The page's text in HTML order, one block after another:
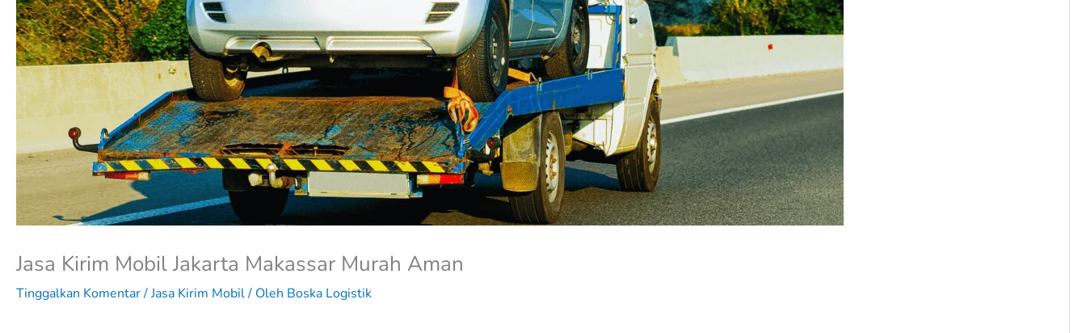
Jasa Kirim Mobil Jakarta Makassar Murah Aman
Tinggalkan Komentar/Jasa Kirim Mobil/ Oleh Boska Logistik